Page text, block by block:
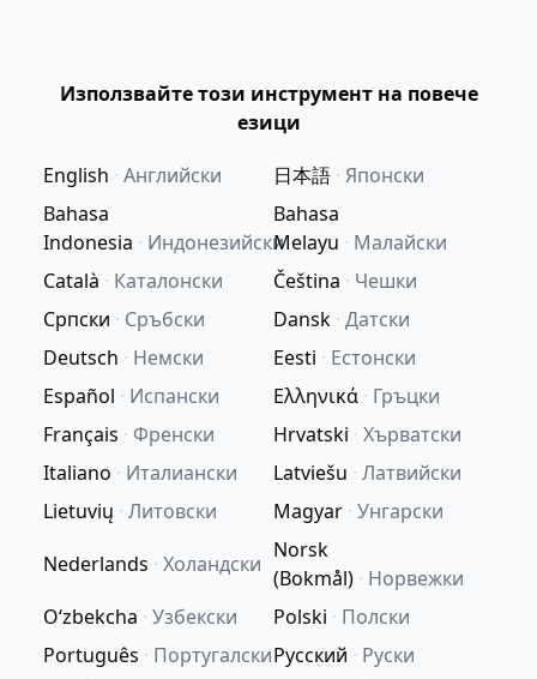
Използвайте този инструмент на повече
езици
English · Английски 日本語 · Японски
Bahasa
Indonesia · Индонезийски
Bahasa
Melayu · Малайски
Català · Каталонски Čeština · Чешки
Српски · Сръбски Dansk · Датски
Deutsch · Немски Eesti · Естонски
Español · Испански Ελληνικά · Гръцки
Français · Френски Hrvatski · Хърватски
Italiano · Италиански Latviešu · Латвийски
Lietuvių · Литовски Magyar · Унгарски
Nederlands · Холандски
Norsk
(Bokmål) · Норвежки
Oʻzbekcha · Узбекски Polski · Полски
Português · ПортугалскиРусский · Руски